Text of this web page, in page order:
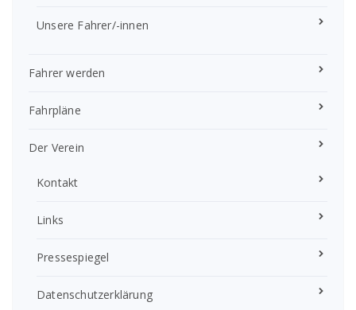
Unsere Fahrer/-innen
Fahrer werden
Fahrpläne
Der Verein
Kontakt
Links
Pressespiegel
Datenschutzerklärung